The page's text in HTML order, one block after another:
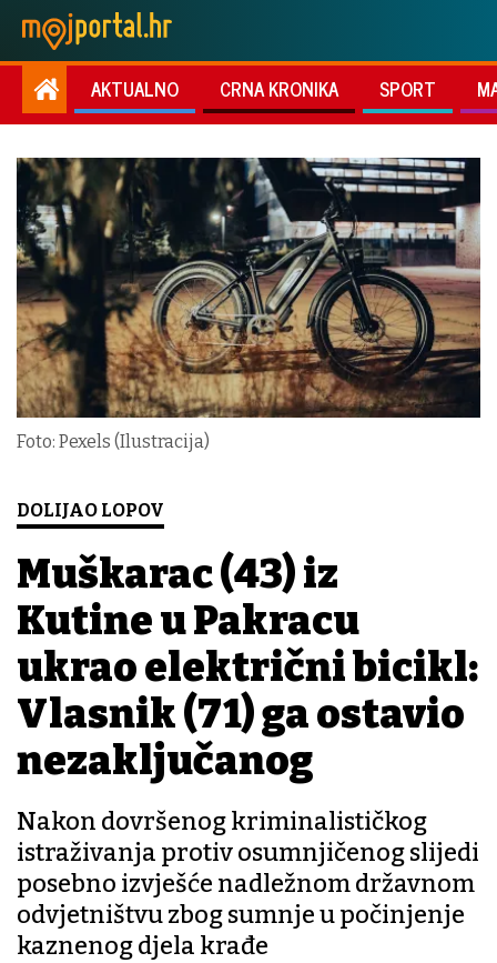
AKTUALNO CRNA KRONIKA SPORT
Foto: Pexels (Ilustracija)
DOLIJAO LOPOV
Muškarac (43) iz
Kutine u Pakracu
ukrao električni bicikl:
Vlasnik (71) ga ostavio
nezaključanog
Nakon dovršenog kriminalističkog
istraživanja protiv osumnjičenog slijedi
posebno izvješće nadležnom državnom
odvjetništvu zbog sumnje u počinjenje
kaznenog djela krađe